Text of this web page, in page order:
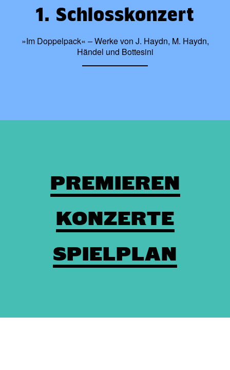
1. Schlosskonzert
»Im Doppelpack« – Werke von J. Haydn, M. Haydn,
Händel und Bottesini
PREMIEREN
KONZERTE
SPIELPLAN